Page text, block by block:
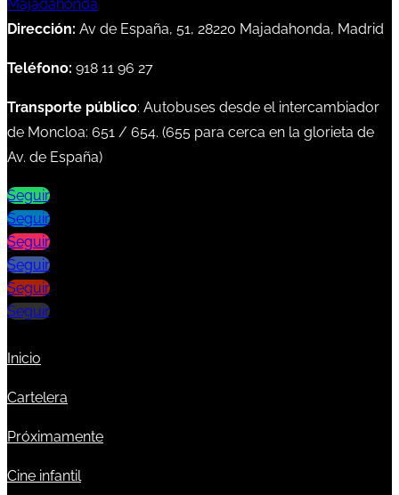
Dirección: Av de España, 51, 28220 Majadahonda, Madrid
Teléfono: 918 11 96 27
Transporte público: Autobuses desde el intercambiador
de Moncloa: 651 / 654. (655 para cerca en la glorieta de
Av. de España)
Seguir
Seguir
Seguir
Seguir
Seguir
Seguir
Inicio
Cartelera
Próximamente
Cine infantil